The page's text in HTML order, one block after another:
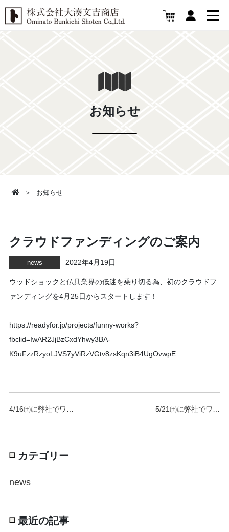
お知らせ
お知らせ
クラウドファンディングのご案内
news 2022年4月19日
ウッドショックと仏具業界の低迷を乗り切る為、初のクラウドフ
ァンディングを4月25日からスタートします！
https://readyfor.jp/projects/funny-works?
fbclid=IwAR2JjBzCxdYhwy3BA-
K9uFzzRzyoLJVS7yViRzVGtv8zsKqn3iB4UgOvwpE
4/16㈯に弊社でワ… 5/21㈯に弊社でワ…
カテゴリー
news
最近の記事